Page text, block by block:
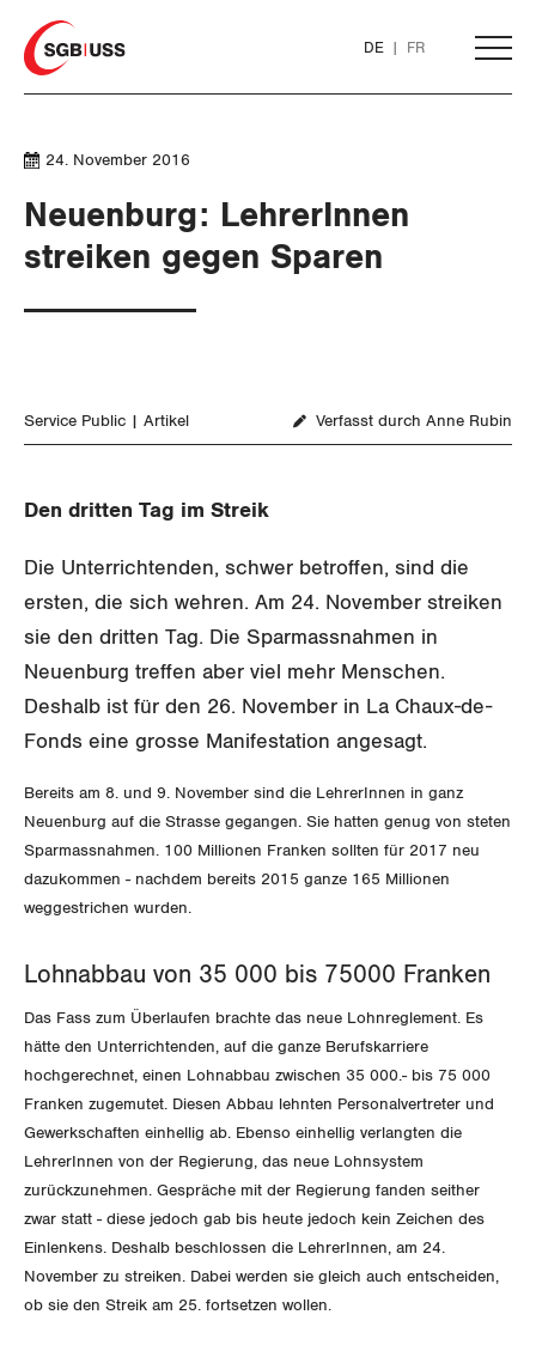
Home
DE FR
THEMEN
Flankierende Massnahmen und
Arbeitsrechte
Gewerkschaftsrechte
Finanzen und Steuerpolitik
Verteilung
SOZIALPOLITIK
Arbeitslosenversicherung
Ergänzungsleistungen
Unfallversicherung
Gesundheit
Verkehr
Post
GLEICHSTELLUNG
Gleichstellung von LGBTI
BILDUNG & JUGEND
MIGRATION
GEWERKSCHAFTSPOLITIK
International
SERVICE
GEWERKSCHAFTSMITGLIED WERDEN
LOHNRECHNER
WEITERBILDUNG
Medien
24. November 2016
Neuenburg: LehrerInnen
streiken gegen Sparen
Service Public Artikel Verfasst durch Anne Rubin
Den dritten Tag im Streik
Die Unterrichtenden, schwer betroffen, sind die
ersten, die sich wehren. Am 24. November streiken
sie den dritten Tag. Die Sparmassnahmen in
Neuenburg treffen aber viel mehr Menschen.
Deshalb ist für den 26. November in La Chaux-de-
Fonds eine grosse Manifestation angesagt.
Bereits am 8. und 9. November sind die LehrerInnen in ganz
Neuenburg auf die Strasse gegangen. Sie hatten genug von steten
Sparmassnahmen. 100 Millionen Franken sollten für 2017 neu
dazukommen - nachdem bereits 2015 ganze 165 Millionen
weggestrichen wurden.
Lohnabbau von 35 000 bis 75000 Franken
Das Fass zum Überlaufen brachte das neue Lohnreglement. Es
hätte den Unterrichtenden, auf die ganze Berufskarriere
hochgerechnet, einen Lohnabbau zwischen 35 000.- bis 75 000
Franken zugemutet. Diesen Abbau lehnten Personalvertreter und
Gewerkschaften einhellig ab. Ebenso einhellig verlangten die
LehrerInnen von der Regierung, das neue Lohnsystem
zurückzunehmen. Gespräche mit der Regierung fanden seither
zwar statt - diese jedoch gab bis heute jedoch kein Zeichen des
Einlenkens. Deshalb beschlossen die LehrerInnen, am 24.
November zu streiken. Dabei werden sie gleich auch entscheiden,
ob sie den Streik am 25. fortsetzen wollen.